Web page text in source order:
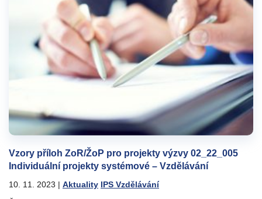
Vzory příloh ZoR/ŽoP pro projekty výzvy 02_22_005
Individuální projekty systémové – Vzdělávání
10. 11. 2023 | Aktuality IPS Vzdělávání